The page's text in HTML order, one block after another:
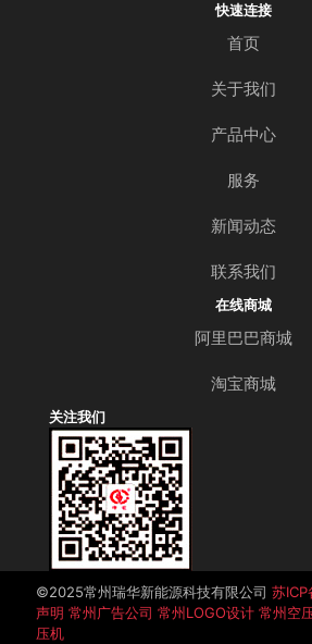
快速连接
首页
关于我们
产品中心
服务
新闻动态
联系我们
在线商城
阿里巴巴商城
淘宝商城
关注我们
©️2025常州瑞华新能源科技有限公司 苏
声明 常州广告公司 常州LOGO设计 常州空
压机